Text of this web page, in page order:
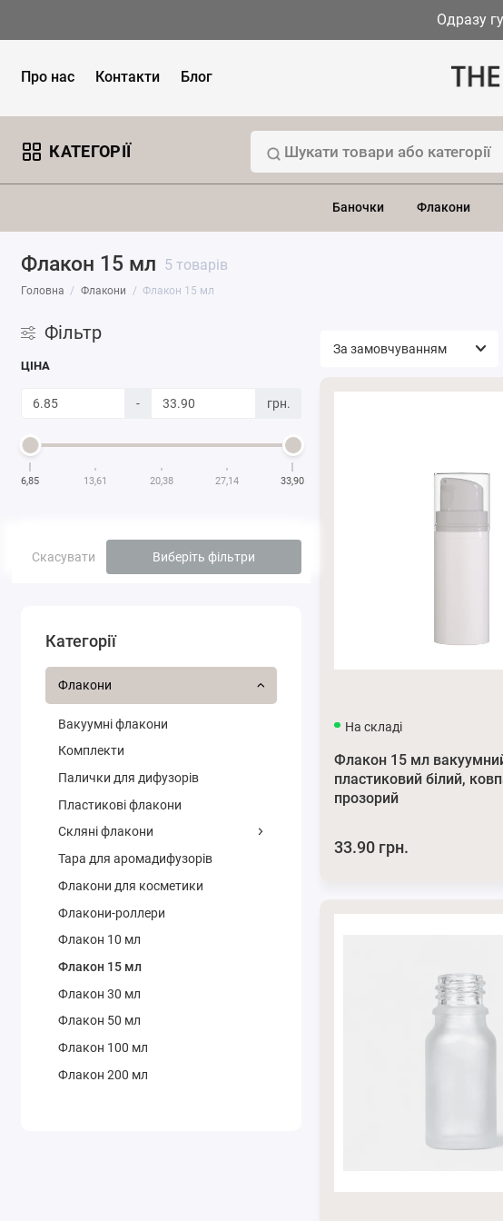
Одразу
Про нас Контакти Блог
КАТЕГОРІЇ
Баночки Флакони
Флакон 15 мл 5 товарів
Головна Флакони Флакон 15 мл
Фільтр
ЦІНА
- грн.
6,85 13,61 20,38 27,14 33,90
Скасувати Виберіть фільтри
Категорії
Флакони
Вакуумні флакони
Комплекти
Палички для дифузорів
Плаcтикові флакони
Скляні флакони
Тара для аромадифузорів
Флакони для косметики
Флакони-роллери
Флакон 10 мл
Флакон 15 мл
Флакон 30 мл
Флакон 50 мл
Флакон 100 мл
Флакон 200 мл
На складі
Флакон 15 мл
пластиковий білий,
прозорий
33.90 грн.